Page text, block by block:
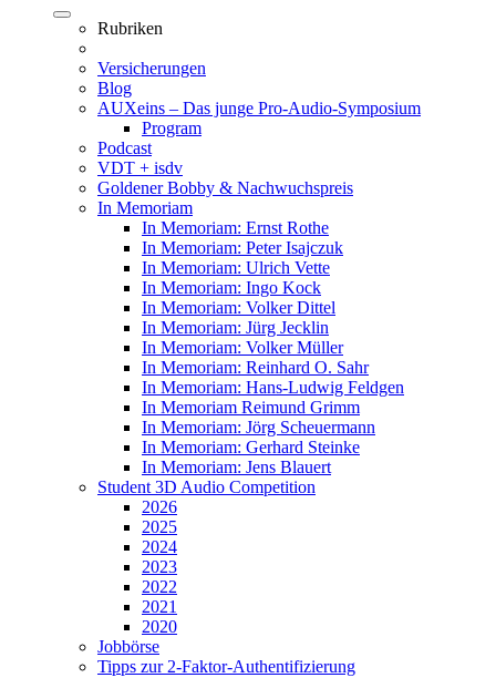
Rubriken
Versicherungen
Blog
AUXeins – Das junge Pro-Audio-Symposium
Program
Podcast
VDT + isdv
Goldener Bobby & Nachwuchspreis
In Memoriam
In Memoriam: Ernst Rothe
In Memoriam: Peter Isajczuk
In Memoriam: Ulrich Vette
In Memoriam: Ingo Kock
In Memoriam: Volker Dittel
In Memoriam: Jürg Jecklin
In Memoriam: Volker Müller
In Memoriam: Reinhard O. Sahr
In Memoriam: Hans-Ludwig Feldgen
In Memoriam Reimund Grimm
In Memoriam: Jörg Scheuermann
In Memoriam: Gerhard Steinke
In Memoriam: Jens Blauert
Student 3D Audio Competition
2026
2025
2024
2023
2022
2021
2020
Jobbörse
Tipps zur 2-Faktor-Authentifizierung